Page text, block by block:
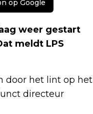
op Google
weer gestart
meldt LPS
door het lint op het
directeur